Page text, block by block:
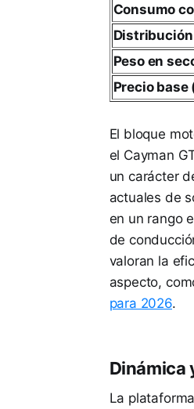
Consumo
Peso en
Precio base
El bloque
el Cayman
un carácter
actuales de
en un rango
de
valoran la
aspecto,
para 2026.
Dinámica
La